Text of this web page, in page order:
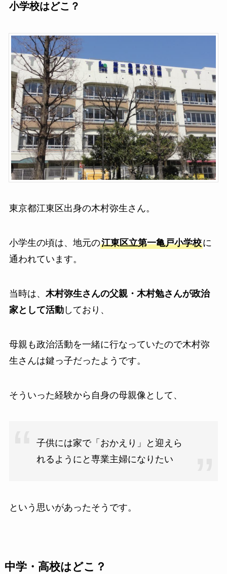
小学校はどこ？
東京都江東区出身の木村弥生さん。
小学生の頃は、地元の江東区立第一亀戸小学校に
通われています。
当時は、 木村弥生さんの父親・木村勉さんが政治
家として活動しており、
母親も政治活動を一緒に行なっていたので木村弥
生さんは鍵っ子だったようです。
そういった経験から自身の母親像として、
子供には家で「おかえり」と迎えら
れるようにと専業主婦になりたい
という思いがあったそうです。
中学・高校はどこ？